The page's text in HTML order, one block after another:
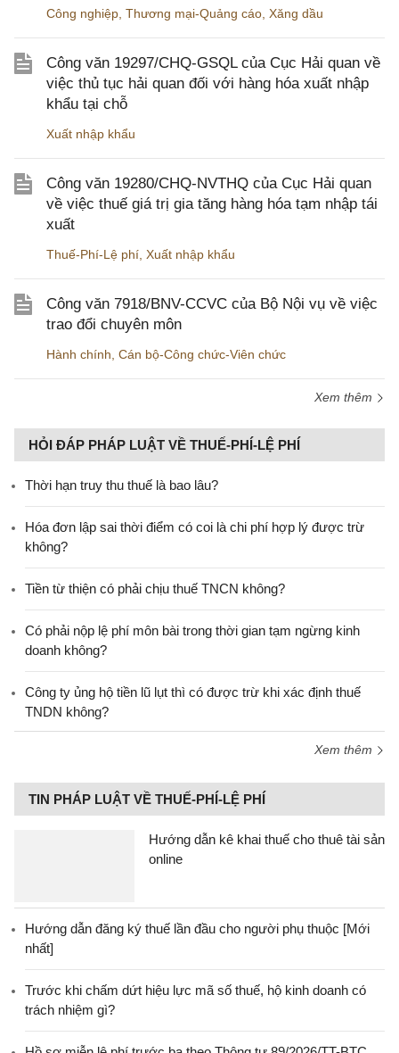
Công nghiệp Thương mại-Quảng cáo Xăng dầu
Công văn 19297/CHQ-GSQL của Cục Hải quan về
việc thủ tục hải quan đối với hàng hóa xuất nhập
khẩu tại chỗ
Xuất nhập khẩu
Công văn 19280/CHQ-NVTHQ của Cục Hải quan
về việc thuế giá trị gia tăng hàng hóa tạm nhập tái
xuất
Thuế-Phí-Lệ phí Xuất nhập khẩu
Công văn 7918/BNV-CCVC của Bộ Nội vụ về việc
trao đổi chuyên môn
Hành chính Cán bộ-Công chức-Viên chức
Xem thêm
HỎI ĐÁP PHÁP LUẬT VỀ THUẾ-PHÍ-LỆ PHÍ
Thời hạn truy thu thuế là bao lâu?
Hóa đơn lập sai thời điểm có coi là chi phí hợp lý được trừ
không?
Tiền từ thiện có phải chịu thuế TNCN không?
Có phải nộp lệ phí môn bài trong thời gian tạm ngừng kinh
doanh không?
Công ty ủng hộ tiền lũ lụt thì có được trừ khi xác định thuế
TNDN không?
Xem thêm
TIN PHÁP LUẬT VỀ THUẾ-PHÍ-LỆ PHÍ
Hướng dẫn kê khai thuế cho thuê tài sản
online
Hướng dẫn đăng ký thuế lần đầu cho người phụ thuộc [Mới
nhất]
Trước khi chấm dứt hiệu lực mã số thuế, hộ kinh doanh có
trách nhiệm gì?